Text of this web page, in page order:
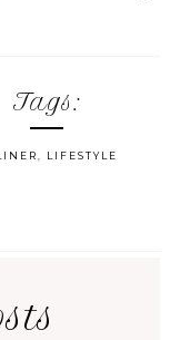
Tags:
LIFESTYLE